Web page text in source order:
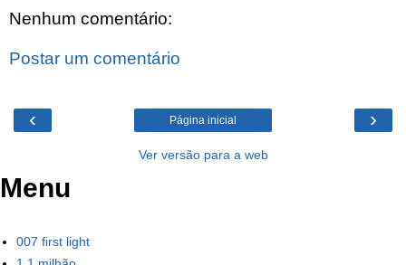
Nenhum comentário:
Postar um comentário
‹ ›
Página inicial
Ver versão para a web
Menu
007 first light